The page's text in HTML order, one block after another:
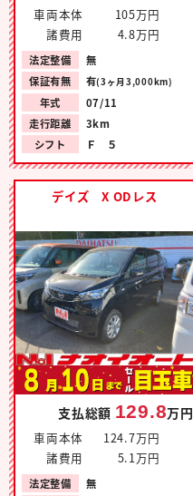
車両本体
105万円
諸費用
4.8万円
法定整備
無
保証有無
有(3ヶ月3,000km)
年式
07/11
走行距離
3km
シフト
Ｆ ５
デイズ X ODレス
支払総額 129.8万円
車両本体
124.7万円
諸費用
5.1万円
法定整備
無